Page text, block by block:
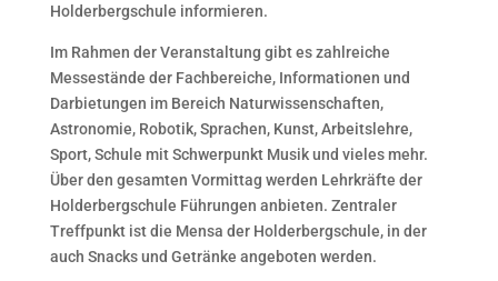
Holderbergschule informieren.
Im Rahmen der Veranstaltung gibt es zahlreiche
Messestände der Fachbereiche, Informationen und
Darbietungen im Bereich Naturwissenschaften,
Astronomie, Robotik, Sprachen, Kunst, Arbeitslehre,
Sport, Schule mit Schwerpunkt Musik und vieles mehr.
Über den gesamten Vormittag werden Lehrkräfte der
Holderbergschule Führungen anbieten. Zentraler
Treffpunkt ist die Mensa der Holderbergschule, in der
auch Snacks und Getränke angeboten werden.